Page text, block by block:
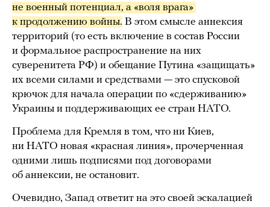
не военный потенциал, а «воля врага»
к продолжению войны. В этом смысле аннексия
территорий (то есть включение в состав России
и формальное распространение на них
суверенитета РФ) и обещание Путина «защищать»
их всеми силами и средствами — это спусковой
крючок для начала операции по «сдерживанию»
Украины и поддерживающих ее стран НАТО.
Проблема для Кремля в том, что ни Киев,
ни НАТО новая «красная линия», прочерченная
одними лишь подписями под договорами
об аннексии, не остановит.
Очевидно, Запад ответит на это своей эскалацией